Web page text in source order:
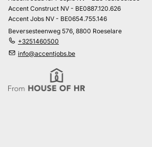
Accent Construct NV - BE0887.120.626
Accent Jobs NV - BE0654.755.146
Beversesteenweg 576, 8800 Roeselare
+3251460500
info@accentjobs.be